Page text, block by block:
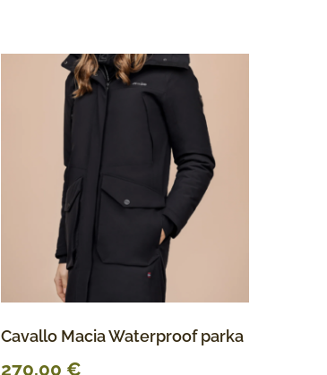
Cavallo Macia Waterproof parka
270,00 €